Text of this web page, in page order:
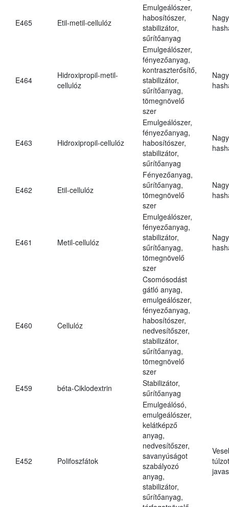
E465 Etil-metil-cellulóz
Emulgeálószer,
habosítószer,
stabilizátor,
sűrítőanyag
E464
Hidroxipropil-metil-
cellulóz
Emulgeálószer,
fényezőanyag,
kontraszterősítő,
stabilizátor,
sűrítőanyag,
tömegnövelő
szer
E463 Hidroxipropil-cellulóz
Emulgeálószer,
fényezőanyag,
habosítószer,
stabilizátor,
sűrítőanyag
E462 Etil-cellulóz
Fényezőanyag,
sűrítőanyag,
tömegnövelő
szer
E461 Metil-cellulóz
Emulgeálószer,
fényezőanyag,
stabilizátor,
sűrítőanyag,
tömegnövelő
szer
E460 Cellulóz
Csomósodást
gátló anyag,
emulgeálószer,
fényezőanyag,
habosítószer,
nedvesítőszer,
stabilizátor,
sűrítőanyag,
tömegnövelő
szer
E459
béta-Ciklodextrin
Stabilizátor,
sűrítőanyag
E452 Polifoszfátok
Emulgeálósó,
emulgeálószer,
kelátképző
anyag,
nedvesítőszer,
savanyúságot
szabályozó
anyag,
stabilizátor,
sűrítőanyag,